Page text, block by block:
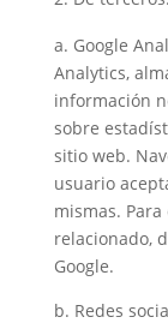
a. Google
Analytics,
información
sobre
sitio web.
usuario
mismas.
relacionado,
Google.
b. Redes